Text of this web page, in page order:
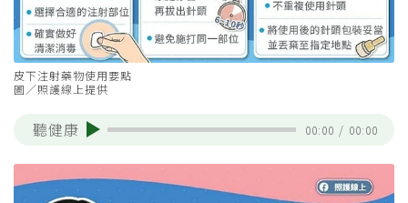
皮下注射藥物使用要點
圖／照護線上提供
聽健康 00:00 / 00:00